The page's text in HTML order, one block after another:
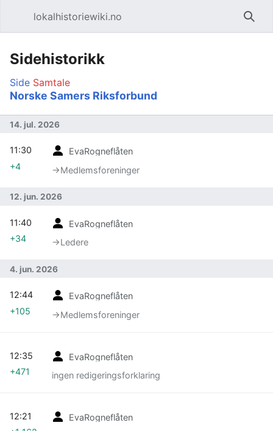
lokalhistoriewiki.no Søk
Sidehistorikk
Side Samtale
Norske Samers Riksforbund
14. jul. 2026
EvaRogneflåten
→‎Medlemsforeninger
11:30
+4
12. jun. 2026
EvaRogneflåten
→‎Ledere
11:40
+34
4. jun. 2026
EvaRogneflåten
→‎Medlemsforeninger
12:44
+105
EvaRogneflåten
ingen redigeringsforklaring
12:35
+471
EvaRogneflåten
12:21